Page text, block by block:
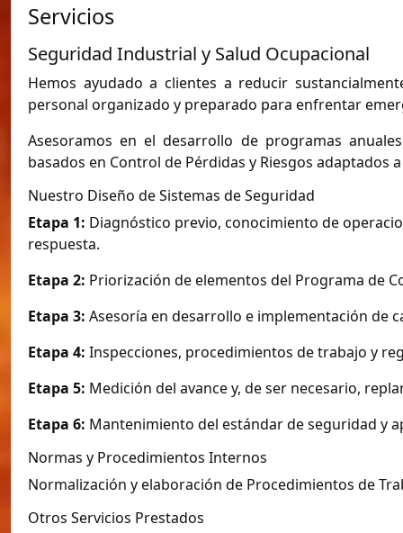
Servicios
Seguridad Industrial y Salud Ocupacional
Hemos ayudado a clientes a reducir
personal organizado y preparado para enfrentar
Asesoramos en el desarrollo de programas
basados en Control de Pérdidas y Riesgos adaptados
Nuestro Diseño de Sistemas de Seguridad
Etapa 1: Diagnóstico previo, conocimiento de
respuesta.
Etapa 2: Priorización de elementos del Programa de
Etapa 3: Asesoría en desarrollo e implementación de
Etapa 4: Inspecciones, procedimientos de trabajo y
Etapa 5: Medición del avance y, de ser necesario,
Etapa 6: Mantenimiento del estándar de seguridad y
Normas y Procedimientos Internos
Normalización y elaboración de Procedimientos de
Otros Servicios Prestados